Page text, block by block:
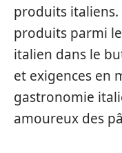
produits italiens.
produits parmi
italien dans le
et exigences en
gastronomie
amoureux des